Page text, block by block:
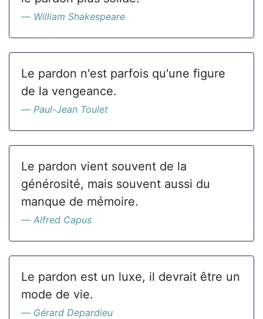
William Shakespeare
Le pardon n'est parfois qu'une figure
de la vengeance.
Paul-Jean Toulet
Le pardon vient souvent de la
générosité, mais souvent aussi du
manque de mémoire.
Alfred Capus
Le pardon est un luxe, il devrait être un
mode de vie.
Gérard Depardieu